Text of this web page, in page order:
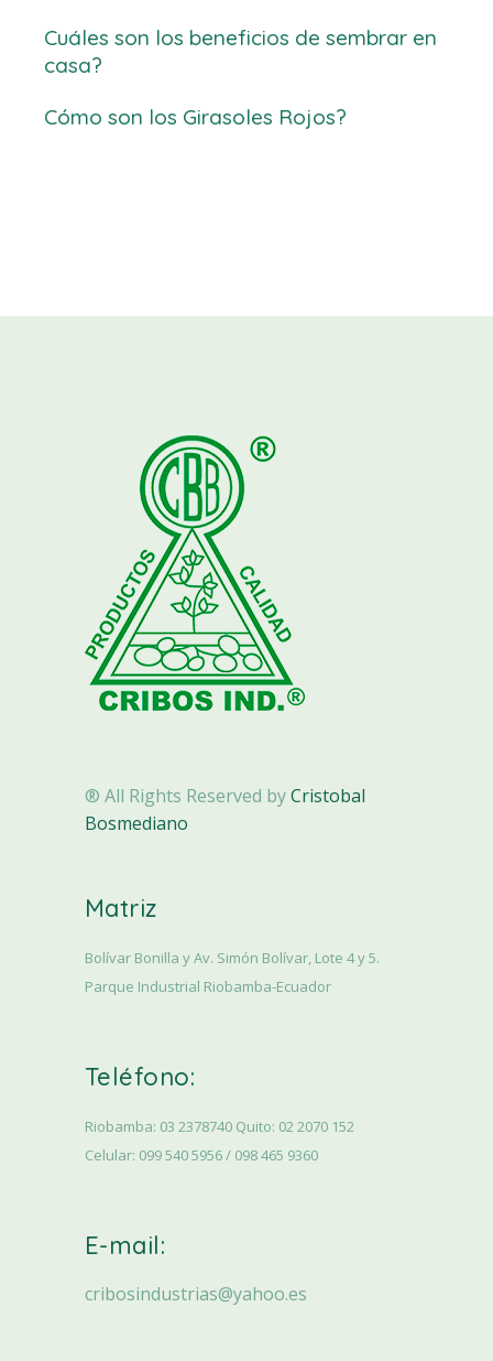
Cuáles son los beneficios de sembrar en
casa?
Cómo son los Girasoles Rojos?
® All Rights Reserved byCristobal
Bosmediano
Matriz
Bolívar Bonilla y Av. Simón Bolívar, Lote 4 y 5.
Parque Industrial Riobamba-Ecuador
Teléfono:
Riobamba: 03 2378740 Quito: 02 2070 152
Celular: 099 540 5956 / 098 465 9360
E-mail:
cribosindustrias@yahoo.es